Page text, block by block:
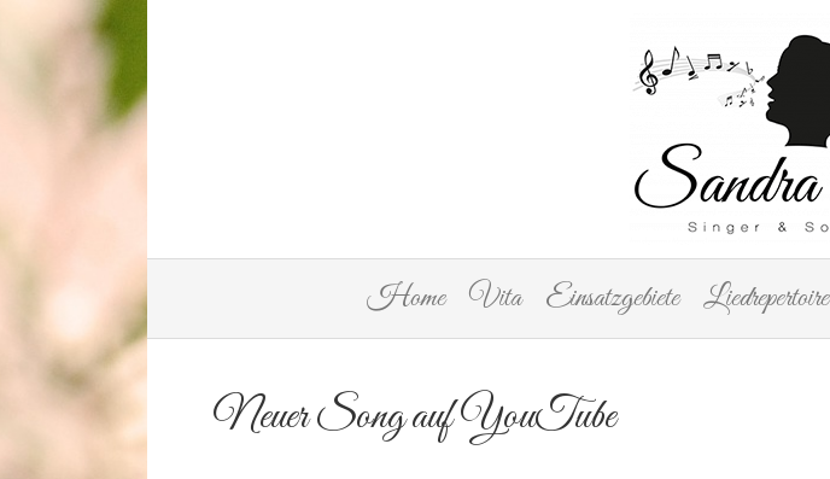
Home Vita Einsatzgebiete Liedrepertoire
Neuer Song auf YouTube